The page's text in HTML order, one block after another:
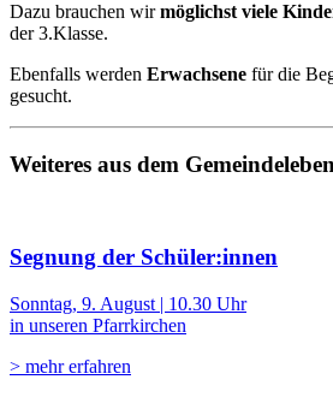
Dazu brauchen wirmöglichst viele
der 3.Klasse.
Ebenfalls werden Erwachsene für die
gesucht.
Weiteres aus dem Gemeindeleben
Segnung der Schüler:innen
Sonntag, 9. August | 10.30 Uhr
in unseren Pfarrkirchen
> mehr erfahren